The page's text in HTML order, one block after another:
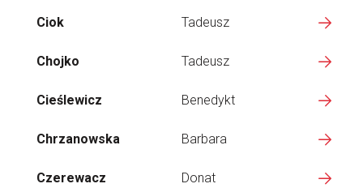
Ciok Tadeusz
Chojko Tadeusz
Cieślewicz Benedykt
Chrzanowska Barbara
Czerewacz Donat